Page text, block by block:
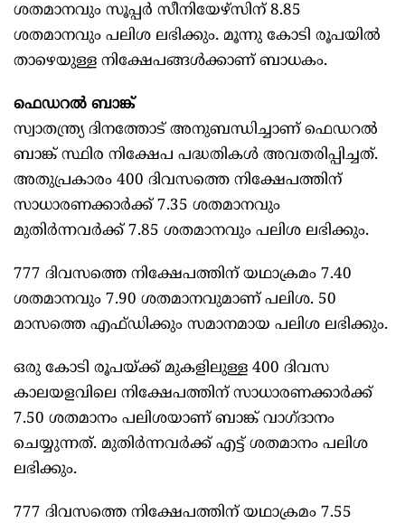
ശതമാനവും സൂപ്പർ സീനിയേഴ്സിന് 8.85
ശതമാനവും പലിശ ലഭിക്കും. മൂന്നു കോടി രൂപയിൽ
താഴെയുള്ള നിക്ഷേപങ്ങൾക്കാണ് ബാധകം.
ഫെഡറൽ ബാങ്ക്
സ്വാതന്ത്ര്യ ദിനത്തോട് അനുബന്ധിച്ചാണ് ഫെഡറൽ
ബാങ്ക് സ്ഥിര നിക്ഷേപ പദ്ധതികൾ അവതരിപ്പിച്ചത്.
അതുപ്രകാരം 400 ദിവസത്തെ നിക്ഷേപത്തിന്
സാധാരണക്കാർക്ക് 7.35 ശതമാനവും
മുതിർന്നവർക്ക് 7.85 ശതമാനവും പലിശ ലഭിക്കും.
777 ദിവസത്തെ നിക്ഷേപത്തിന് യഥാക്രമം 7.40
ശതമാനവും 7.90 ശതമാനവുമാണ് പലിശ. 50
മാസത്തെ എഫ്ഡിക്കും സമാനമായ പലിശ ലഭിക്കും.
ഒരു കോടി രൂപയ്ക്ക് മുകളിലുള്ള 400 ദിവസ
കാലയളവിലെ നിക്ഷേപത്തിന് സാധാരണക്കാർക്ക്
7.50 ശതമാനം പലിശയാണ് ബാങ്ക് വാഗ്ദാനം
ചെയ്യുന്നത്. മുതിർന്നവർക്ക് എട്ട് ശതമാനം പലിശ
ലഭിക്കും.
777 ദിവസത്തെ നിക്ഷേപത്തിന് യഥാക്രമം 7.55